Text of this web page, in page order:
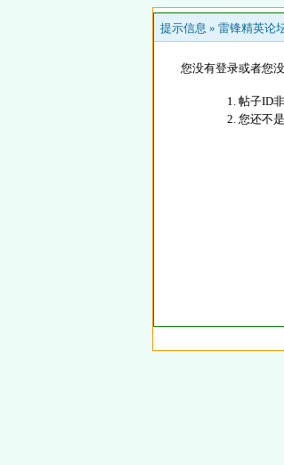
提示信息 » 雷锋精英论
您没有登录或者您
帖子ID
您还不